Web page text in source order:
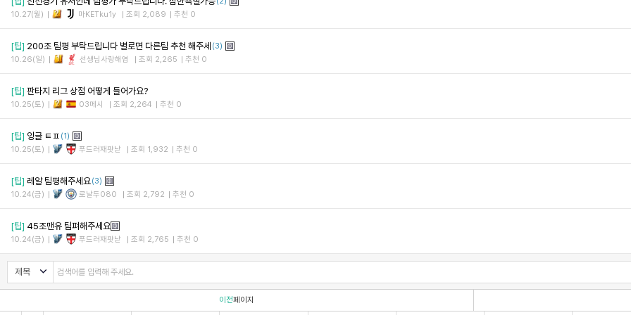
10.27(월)
마KETku1y 조회 2,089 추천 0
[팁] 200조 팀평 부탁드립니다 별로면 다른팀 추천 해주세 (3)
10.26(일)
선생님사랑해염 조회 2,265 추천 0
[팁] 판타지 리그 상점 어떻게 들어가요?
10.25(토) 03메시 조회 2,264 추천 0
[팁] 잉글 ㅌㅍ (1)
10.25(토)
푸드러재팟낟 조회 1,932 추천 0
[팁] 레알 팀평해주세요(3)
10.24(금)
로날두080 조회 2,792 추천 0
[팁] 45조맨유 팀펴해주세요
10.24(금) 푸드러재팟낟 조회 2,765 추천 0
이전페이지